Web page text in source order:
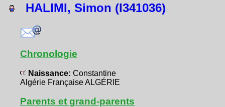
HALIMI, Simon (I341036)
Chronologie
Naissance: Constantine
Algérie Française ALGÉRIE
Parents et grand-parents